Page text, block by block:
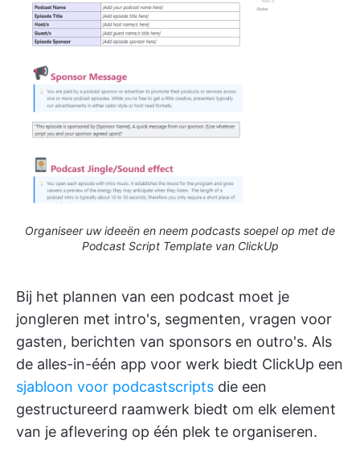
Organiseer uw ideeën en neem podcasts soepel op met de
Podcast Script Template van ClickUp
Bij het plannen van een podcast moet je
jongleren met intro's, segmenten, vragen voor
gasten, berichten van sponsors en outro's. Als
de alles-in-één app voor werk biedt ClickUp een
sjabloon voor podcastscripts die een
gestructureerd raamwerk biedt om elk element
van je aflevering op één plek te organiseren.